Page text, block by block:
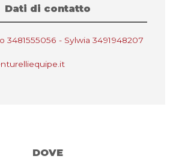
Dati di contatto
3481555056 - Sylwia 3491948207
DOVE